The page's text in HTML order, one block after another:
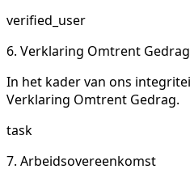
verified_user
6. Verklaring Omtrent
In het kader van ons
Verklaring Omtrent Gedrag.
task
7. Arbeidsovereenkomst